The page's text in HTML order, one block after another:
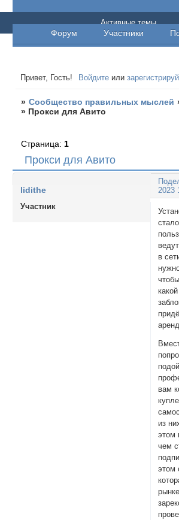
Сообщество
Форум Участники
Активные темы
Привет, Гость! Войдите или
» Сообщество правильных мыслей
» Прокси для Авито
Прокси для Авито
Страница: 1
2023
lidithe
Участник
в
вам
из
этом
чем
этом